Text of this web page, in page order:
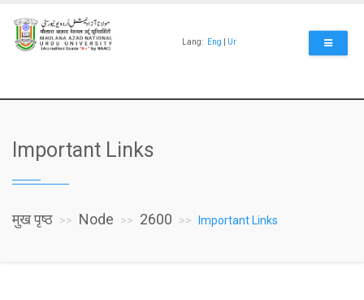
main
content
Lang: Eng Ur
Important Links
मुख पृष्ठ Node 2600 Important Links